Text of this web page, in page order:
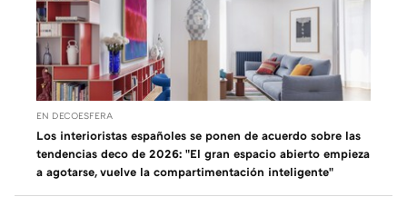
EN DECOESFERA
Los interioristas españoles se ponen de acuerdo sobre las
tendencias deco de 2026: "El gran espacio abierto empieza
a agotarse, vuelve la compartimentación inteligente"